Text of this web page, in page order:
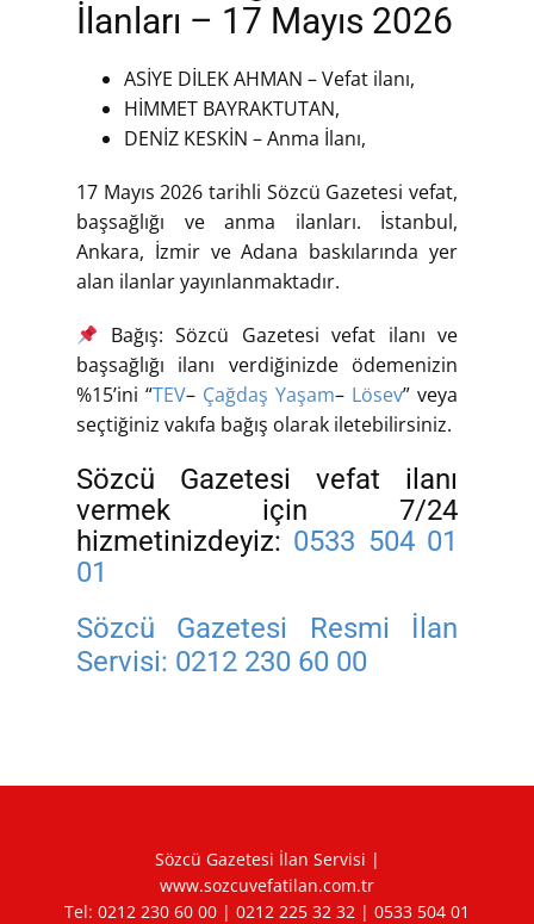
İlanları – 17 Mayıs 2026
ASİYE DİLEK AHMAN – Vefat ilanı,
HİMMET BAYRAKTUTAN,
DENİZ KESKİN – Anma İlanı,
17 Mayıs 2026 tarihli Sözcü Gazetesi vefat,
başsağlığı ve anma ilanları. İstanbul,
Ankara, İzmir ve Adana baskılarında yer
alan ilanlar yayınlanmaktadır.
Bağış: Sözcü Gazetesi vefat ilanı ve
başsağlığı ilanı verdiğinizde ödemenizin
%15’ini “TEV– Çağdaş Yaşam– Lösev” veya
seçtiğiniz vakıfa bağış olarak iletebilirsiniz.
Sözcü Gazetesi vefat ilanı
vermek için 7/24
hizmetinizdeyiz: 0533 504 01
01
Sözcü Gazetesi Resmi İlan
Servisi: 0212 230 60 00
Sözcü Gazetesi İlan Servisi |
www.sozcuvefatilan.com.tr
Tel: 0212 230 60 00 | 0212 225 32 32 | 0533 504 01